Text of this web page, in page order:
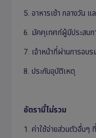
5. อาหารเช้า กลางวัน แ
6. มัคคุเทศก์ผู้มีประสบ
7. เจ้าหน้าที่ผ่านการอบ
8. ประกันอุบัติเหตุ
อัตรานี้ไม่รวม
1. ค่าใช้จ่ายส่วนตัวอื่นๆ